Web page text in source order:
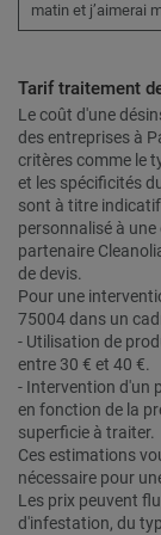
matin et j’aimerai
Tarif traitement
Le coût d'une
des entreprises à
critères comme le
et les spécificités
sont à titre
personnalisé à
partenaire
de devis.
Pour une
75004 dans un
- Utilisation de
entre 30 € et 40 €.
- Intervention d'un
en fonction de la
superficie à traiter.
Ces estimations
nécessaire pour
Les prix peuvent
d'infestation, du